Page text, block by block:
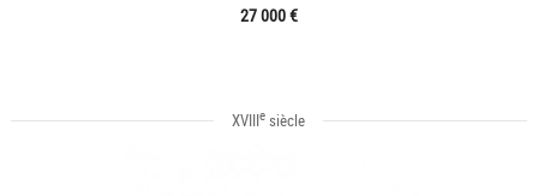
27 000 €
XVIIIe siècle